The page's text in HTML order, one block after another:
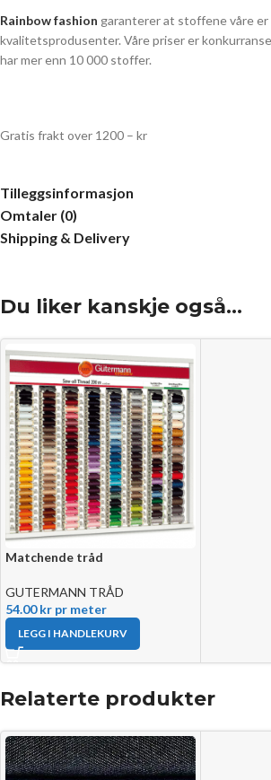
Rainbow fashion garanterer at stoffene våre er
kvalitetsprodusenter. Våre priser er
har mer enn 10 000 stoffer.
Gratis frakt over 1200 – kr
Tilleggsinformasjon
Omtaler (0)
Shipping & Delivery
Du liker kanskje også…
Matchende tråd
GUTERMANN TRÅD
54.00kr pr meter
LEGG I HANDLEKURV
Relaterte produkter